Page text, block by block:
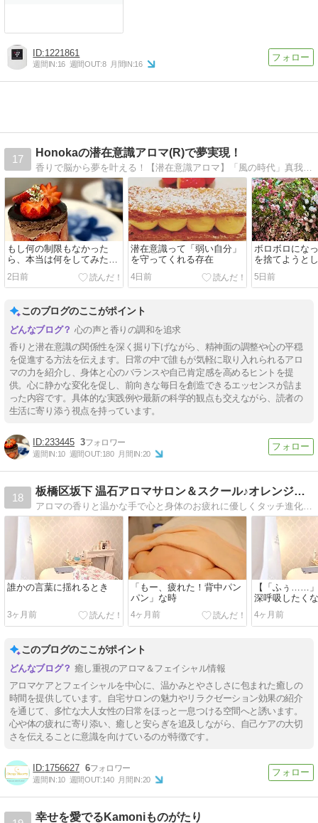
1221861
週間IN:16 週間OUT:8 月間IN:16
17
Honokaの潜在意識アロマ(R)で夢実現！
香りで脳から夢を叶える！【潜在意識アロマ】「風の時代」真我と繋がり魂の望み叶えよう！潜在意識アロマ（R）セラピスト養成コース・NARDアロマテラピー協会アロマアドバイザー・インストラクター認定校
もし何の制限もなかった
ら、本当は何をしてみた
い？？
2日前
潜在意識って「弱い自分」
を守ってくれる存在
4日前
ボロボロにな
を捨てようと
5日前
このブログのここがポイント
心の声と香りの調和を追求
香りと潜在意識の関係性を深く掘り下げながら、精神面の調整や心の平穏
を促進する方法を伝えます。日常の中で誰もが気軽に取り入れられるアロ
マの力を紹介し、身体と心のバランスや自己肯定感を高めるヒントを提
供。心に静かな変化を促し、前向きな毎日を創造できるエッセンスが詰ま
った内容です。具体的な実践例や最新の科学的観点も交えながら、読者の
生活に寄り添う視点を持っています。
233445 3
週間IN:10 週間OUT:180 月間IN:20
18
板橋区坂下 温石アロマサロン＆スクール♪オレンジムーン
アロマの香りと温かな手で心と身体のお疲れに優しくタッチ進化系アロマトリートメント エフェクティブタッチとホットストーンで温めて心身のバランスを整えます
誰かの言葉に揺れるとき
3ヶ月前
「もー、疲れた！背中パン
パン」な時
4ヶ月前
【「ふぅ……
深呼吸したく
⁎ᵕᴗᵕ⁎ )❤︎
4ヶ月前
このブログのここがポイント
癒し重視のアロマ＆フェイシャル情報
アロマケアとフェイシャルを中心に、温かみとやさしさに包まれた癒しの
時間を提供しています。自宅サロンの魅力やリラクゼーション効果の紹介
を通じて、多忙な大人女性の日常をほっと一息つける空間へと誘います。
心や体の疲れに寄り添い、癒しと安らぎを追及しながら、自己ケアの大切
さを伝えることに意識を向けているのが特徴です。
1756627 6
週間IN:10 週間OUT:140 月間IN:20
幸せを愛でるKamoniものがたり